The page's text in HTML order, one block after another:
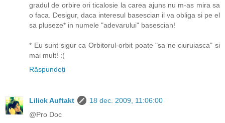
gradul de orbire ori ticalosie la carea ajuns nu m-as mira sa
o faca. Desigur, daca interesul basescian il va obliga si pe el
sa pluseze* in numele "adevarului" basescian!
* Eu sunt sigur ca Orbitorul-orbit poate "sa ne ciuruiasca" si
mai mult! :(
Răspundeți
Lilick Auftakt
18 dec. 2009, 11:06:00
@Pro Doc